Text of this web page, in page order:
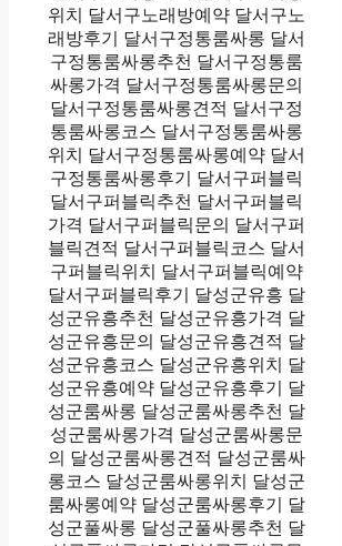
위치 달서구노래방예약 달서구노
래방후기 달서구정통룸싸롱 달서
구정통룸싸롱추천 달서구정통룸
싸롱가격 달서구정통룸싸롱문의
달서구정통룸싸롱견적 달서구정
통룸싸롱코스 달서구정통룸싸롱
위치 달서구정통룸싸롱예약 달서
구정통룸싸롱후기 달서구퍼블릭
달서구퍼블릭추천 달서구퍼블릭
가격 달서구퍼블릭문의 달서구퍼
블릭견적 달서구퍼블릭코스 달서
구퍼블릭위치 달서구퍼블릭예약
달서구퍼블릭후기 달성군유흥 달
성군유흥추천 달성군유흥가격 달
성군유흥문의 달성군유흥견적 달
성군유흥코스 달성군유흥위치 달
성군유흥예약 달성군유흥후기 달
성군룸싸롱 달성군룸싸롱추천 달
성군룸싸롱가격 달성군룸싸롱문
의 달성군룸싸롱견적 달성군룸싸
롱코스 달성군룸싸롱위치 달성군
룸싸롱예약 달성군룸싸롱후기 달
성군풀싸롱 달성군풀싸롱추천 달